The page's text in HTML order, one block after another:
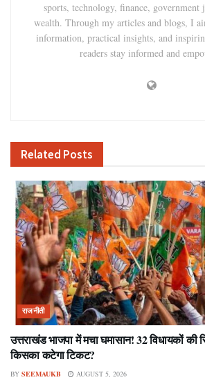
sports, technology, finance, government
wealth. Through my articles and blogs, I
information, practical insights, and
readers stay informed and
Related Posts
राजनीती
उत्तराखंड भाजपा में मचा घमासान! 32 विधायकों की
किसका कटेगा टिकट?
BY SEEMAUKB AUGUST 5, 2026